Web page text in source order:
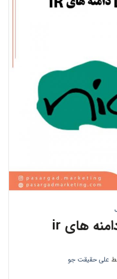
علی حقیقت جو